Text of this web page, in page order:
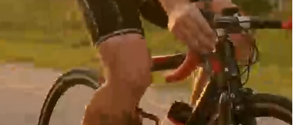
₪50
מאמן פרטי